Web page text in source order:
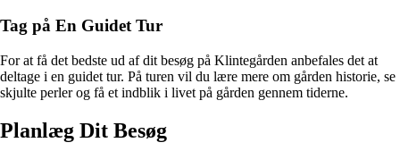
Tag på En Guidet Tur
For at få det bedste ud af dit besøg på Klintegården anbefales det at
deltage i en guidet tur. På turen vil du lære mere om gården historie, se
skjulte perler og få et indblik i livet på gården gennem tiderne.
Planlæg Dit Besøg